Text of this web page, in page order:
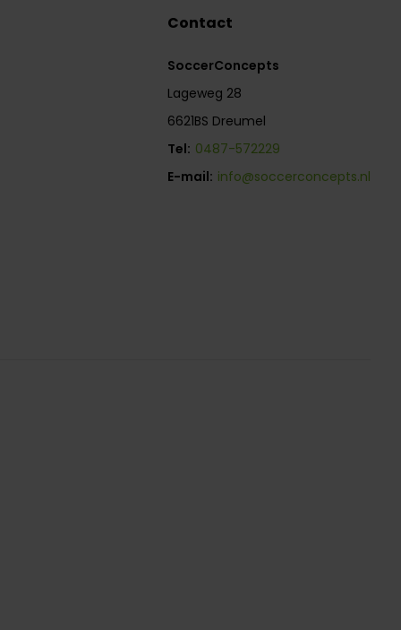
Contact
SoccerConcepts
Lageweg 28
6621BS Dreumel
Tel: 0487-572229
E-mail: info@soccerconcepts.nl